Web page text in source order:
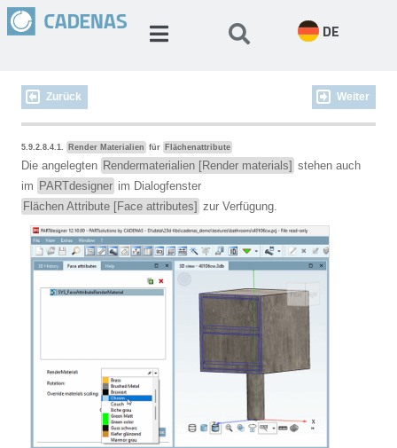
DE
Zurück Weiter
5.9.2.8.4.1. Render Materialien für Flächenattribute
Die angelegten Rendermaterialien [Render materials] stehen auch
im PARTdesigner im Dialogfenster
Flächen Attribute [Face attributes] zur Verfügung.